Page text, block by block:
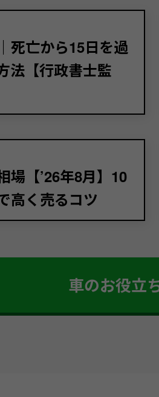
死亡から15日を過
法【行政書士監
場【’26年8月】10
高く売るコツ
車のお役立